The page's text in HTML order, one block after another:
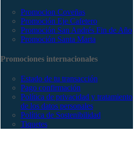
Promocion Coveñas
Promoción Eje Cafetero
Promoción San Andrés Fin de Año
Promoción Santa Marta
Promociones internacionales
Estado de tu transacción
Pago confirmación
Política de privacidad y tratamiento
de los datos personales
Política de Sostenibilidad
Tiquetes